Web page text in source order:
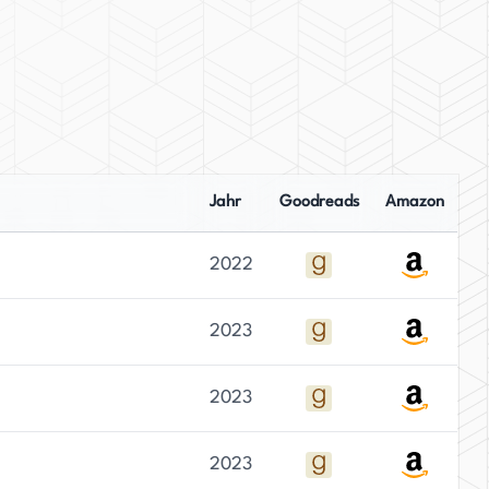
Jahr Goodreads Amazon
2022
2023
2023
2023